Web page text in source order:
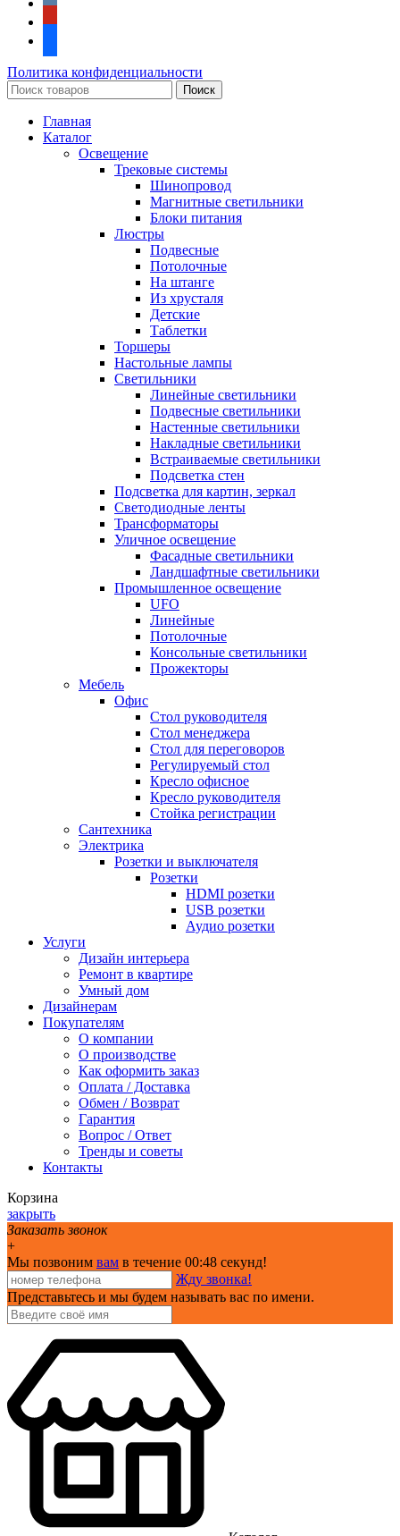
Политика конфиденциальности
Поиск
Главная
Каталог
Освещение
Трековые системы
Шинопровод
Магнитные светильники
Блоки питания
Люстры
Подвесные
Потолочные
На штанге
Из хрусталя
Детские
Таблетки
Торшеры
Настольные лампы
Светильники
Линейные светильники
Подвесные светильники
Настенные светильники
Накладные светильники
Встраиваемые светильники
Подсветка стен
Подсветка для картин, зеркал
Светодиодные ленты
Трансформаторы
Уличное освещение
Фасадные светильники
Ландшафтные светильники
Промышленное освещение
UFO
Линейные
Потолочные
Консольные светильники
Прожекторы
Мебель
Офис
Стол руководителя
Стол менеджера
Стол для переговоров
Регулируемый стол
Кресло офисное
Кресло руководителя
Стойка регистрации
Сантехника
Электрика
Розетки и выключателя
Розетки
HDMI розетки
USB розетки
Аудио розетки
Услуги
Дизайн интерьера
Ремонт в квартире
Умный дом
Дизайнерам
Покупателям
О компании
О производстве
Как оформить заказ
Оплата / Доставка
Обмен / Возврат
Гарантия
Вопрос / Ответ
Тренды и советы
Контакты
Корзина
закрыть
Заказать звонок
+
Мы позвоним вам в течение 00:48 секунд!
Жду звонка!
Представьтесь и мы будем называть вас по имени.